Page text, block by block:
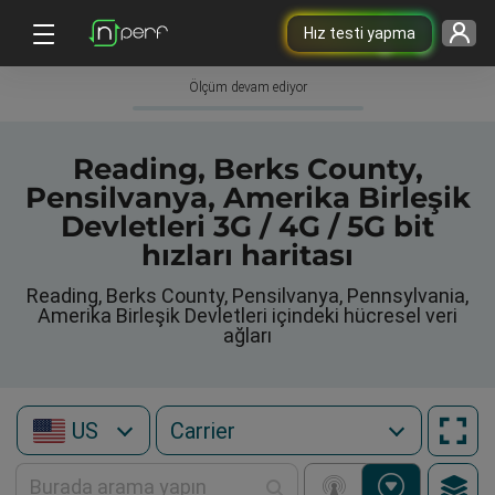
Hız testi yapma
Ölçüm devam ediyor
Reading, Berks County,
Pensilvanya, Amerika Birleşik
Devletleri 3G / 4G / 5G bit
hızları haritası
Reading, Berks County, Pensilvanya, Pennsylvania,
Amerika Birleşik Devletleri içindeki hücresel veri
ağları
US